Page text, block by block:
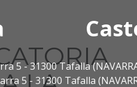
5 - 31300 Tafalla
5 - 31300 Tafalla